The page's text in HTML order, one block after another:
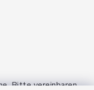
Bitte vereinbaren